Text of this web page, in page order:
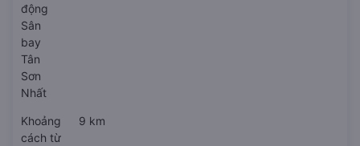
động
Sân
bay
Tân
Sơn
Nhất
Khoảng
cách từ
9 km